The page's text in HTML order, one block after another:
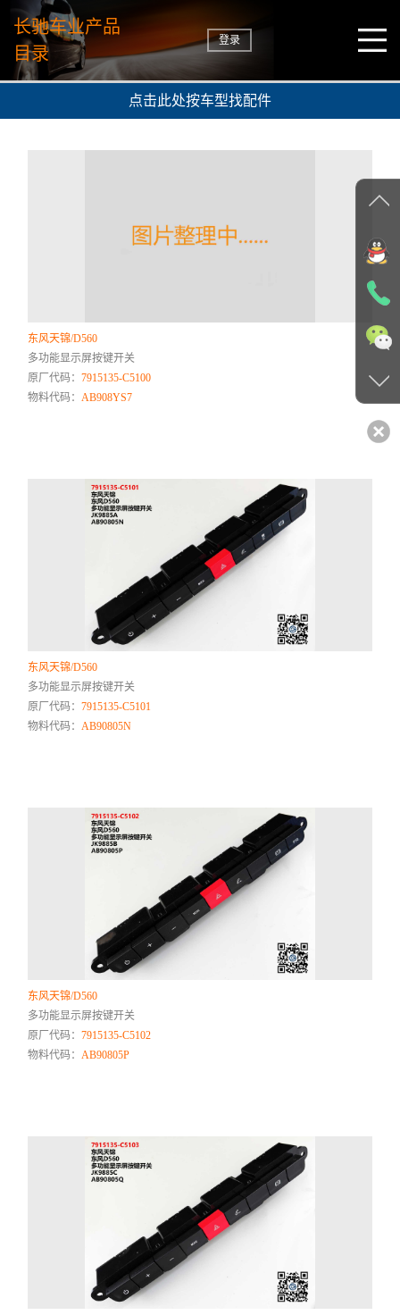
长驰车业产品
目录
登录
点击此处按车型找配件
东风天锦/D560
多功能显示屏按键开关
原厂代码：7915135-C5100
物料代码：AB908YS7
东风天锦/D560
多功能显示屏按键开关
原厂代码：7915135-C5101
物料代码：AB90805N
东风天锦/D560
多功能显示屏按键开关
原厂代码：7915135-C5102
物料代码： AB90805P